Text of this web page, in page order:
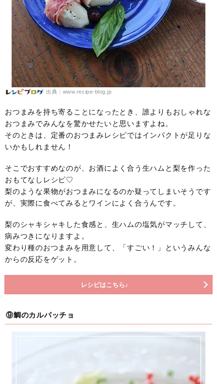
出典：www.recipe-blog.jp
おつまみを持ち寄ることになったとき、誰よりもおしゃれな
おつまみでみんなを驚かせたいと思いますよね。
そのときは、定番のおつまみレシピではインパクトが足りな
いかもしれません！
そこでおすすめなのが、お酒によく合う生ハムと梨を作った
おもてなしレシピ♡
梨のような果物がおつまみになるのか疑ってしまいそうです
が、実際に食べてみるとワインによく合うんです。
梨のシャキシャキした食感と、生ハムの塩気がマッチして、
病みつきになりますよ。
変わり種のおつまみを用意して、「すごい！」というみんな
からの反応をゲット。
レシピはこちら♪
⑨鯛のカルパッチョ